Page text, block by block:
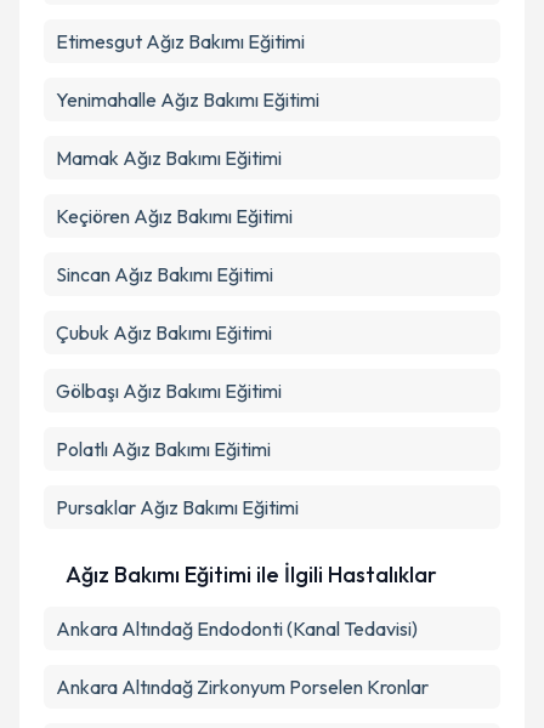
Etimesgut Ağız Bakımı Eğitimi
Yenimahalle Ağız Bakımı Eğitimi
Mamak Ağız Bakımı Eğitimi
Keçiören Ağız Bakımı Eğitimi
Sincan Ağız Bakımı Eğitimi
Çubuk Ağız Bakımı Eğitimi
Gölbaşı Ağız Bakımı Eğitimi
Polatlı Ağız Bakımı Eğitimi
Pursaklar Ağız Bakımı Eğitimi
Ağız Bakımı Eğitimi ile İlgili Hastalıklar
Ankara Altındağ Endodonti (Kanal Tedavisi)
Ankara Altındağ Zirkonyum Porselen Kronlar